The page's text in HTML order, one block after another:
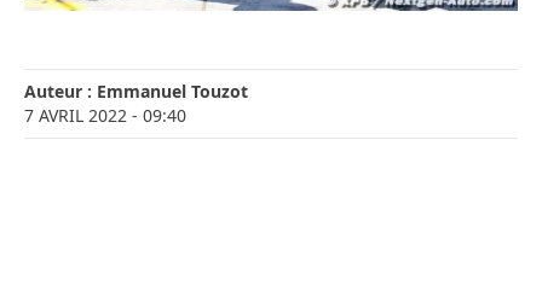
Auteur : Emmanuel Touzot
7 AVRIL 2022 - 09:40